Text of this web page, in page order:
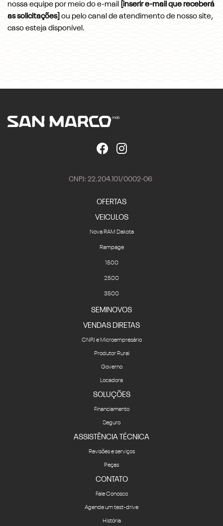
nossa equipe por meio do e-mail
[inserir e-mail que receberá
as solicitações] ou pelo canal de atendimento de nosso site,
caso esteja disponível.
CNPJ: 22.204.101/0002-06
OFERTAS
VEICULOS
Nova RAM Dakota
Rampage
1500
2500
3500
SEMINOVOS
VENDAS DIRETAS
CNPJ e Microempresário
Produtor Rural
Governo
Locadora
SOLUÇÕES
Financiamento
Seguro
ASSISTÊNCIA TÉCNICA
Revisões e serviços
Peças
CONTATO
Fale Conosco
Agende um test-drive
História